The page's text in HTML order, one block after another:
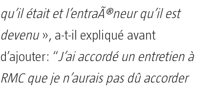
qu’il était et l’entraÃ®neur qu’il est
devenu», a-t-il expliqué avant
d’ajouter: “J’ai accordé un entretien à
RMC que je n’aurais pas dû accorder